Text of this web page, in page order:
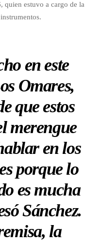
quien estuvo a cargo de la
en este
Omares,
que estos
merengue
en los
porque lo
es mucha
Sánchez.
la